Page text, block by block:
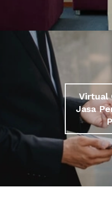
Virtual
Jasa